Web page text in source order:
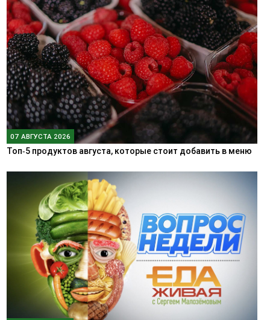
07 АВГУСТА 2026
Топ‑5 продуктов августа, которые стоит добавить в меню